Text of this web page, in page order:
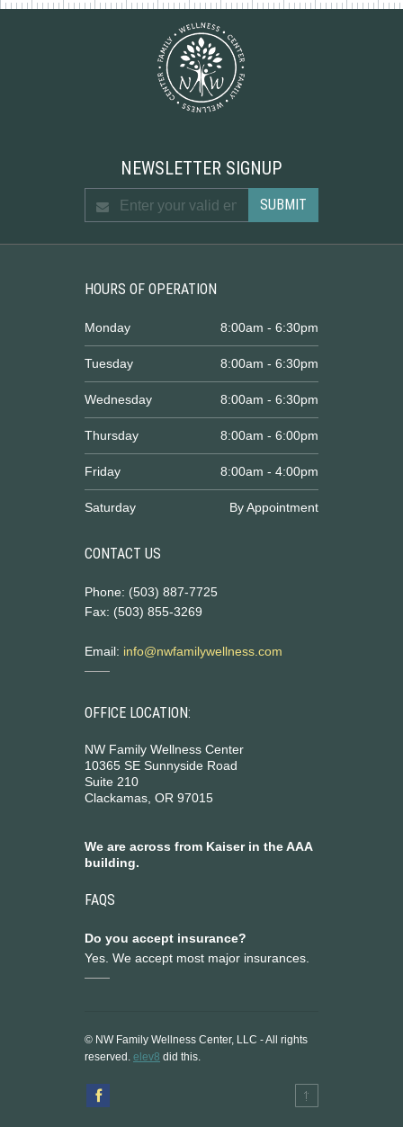
NEWSLETTER SIGNUP
HOURS OF OPERATION
Monday 8:00am - 6:30pm
Tuesday 8:00am - 6:30pm
Wednesday 8:00am - 6:30pm
Thursday 8:00am - 6:00pm
Friday 8:00am - 4:00pm
Saturday By Appointment
CONTACT US
Phone: (503) 887-7725
Fax: (503) 855-3269
Email: info@nwfamilywellness.com
OFFICE LOCATION:
NW Family Wellness Center
10365 SE Sunnyside Road
Suite 210
Clackamas, OR 97015
We are across from Kaiser in the AAA
building.
FAQS
Do you accept insurance?
Yes. We accept most major insurances.
© NW Family Wellness Center, LLC - All rights
reserved. elev8 did this.